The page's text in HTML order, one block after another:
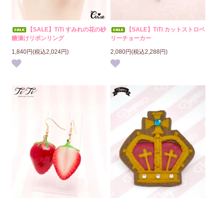
【SALE】TiTi すみれの花の砂
糖漬けリボンリング
1,840円(税込2,024円)
【SALE】TiTi カットストロベ
リーチョーカー
2,080円(税込2,288円)